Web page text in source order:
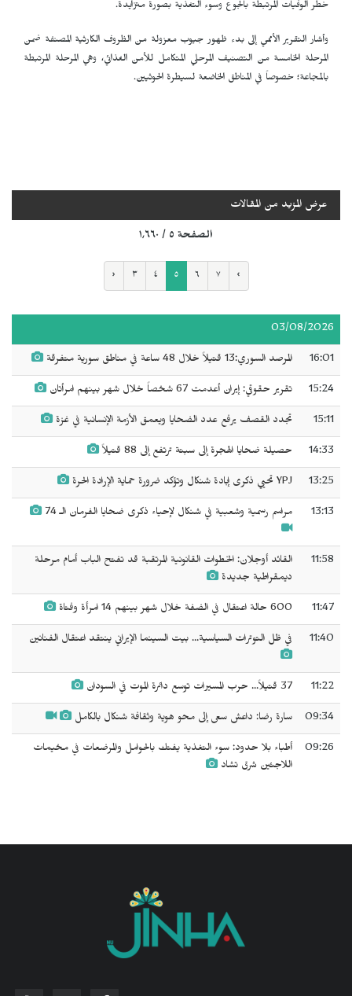
خطر الوفيات المرتبطة بالجوع وسوء التغذية بصورة متزايدة.
وأشار التقرير الأممي إلى بدء ظهور جيوب معزولة من الظروف الكارثية المصنفة ضمن
المرحلة الخامسة من التصنيف المرحلي المتكامل للأمن الغذائي، وهي المرحلة المرتبطة
بالمجاعة؛ خصوصاً في المناطق الخاضعة لسيطرة الحوثيين.
عرض المزيد من المقالات
الصفحة ٥ / ١٬٦٦٠
‹ ٣ ٤ ٥ ٦ ٧ ›
03/08/2026
16:01 المرصد السوري:13 قتيلاً خلال 48 ساعة في مناطق سورية متفرقة
15:24 تقرير حقوقي: إيران أعدمت 67 شخصاً خلال شهر بينهم امرأتان
15:11 تجدد القصف يرفع عدد الضحايا ويعمق الأزمة الإنسانية في غزة
14:33 حصيلة ضحايا الهجرة إلى سبتة ترتفع إلى 88 قتيلاً
13:25 YPJ تحيي ذكرى إبادة شنكال وتؤكد ضرورة حماية الإرادة الحرة
13:13 مراسم رسمية وشعبية في شنكال لإحياء ذكرى ضحايا الفرمان الـ 74
11:58
القائد أوجلان: الخطوات القانونية المرتقبة قد تفتح الباب أمام مرحلة
ديمقراطية جديدة
11:47 600 حالة اعتقال في الضفة خلال شهر بينهم 14 امرأة وفتاة
11:40 في ظل التوترات السياسية... بيت السينما الإيراني ينتقد اعتقال الفنانين
11:22 37 قتيلاً... حرب المسيرات توسع دائرة الموت في السودان
09:34 سارة رضا: داعش سعى إلى محو هوية وثقافة شنكال بالكامل
09:26
أطباء بلا حدود: سوء التغذية يفتك بالحوامل والمرضعات في مخيمات
اللاجئين شرق تشاد